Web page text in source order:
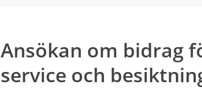
Ansökan om bidrag
service och